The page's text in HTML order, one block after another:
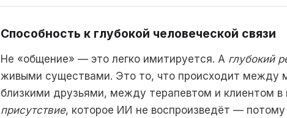
Способность к глубокой человеческой связи
Не «общение» — это легко имитируется. А глубокий
живыми существами. Это то, что происходит между
близкими друзьями, между терапевтом и клиентом
присутствие, которое ИИ не воспроизведёт — потому